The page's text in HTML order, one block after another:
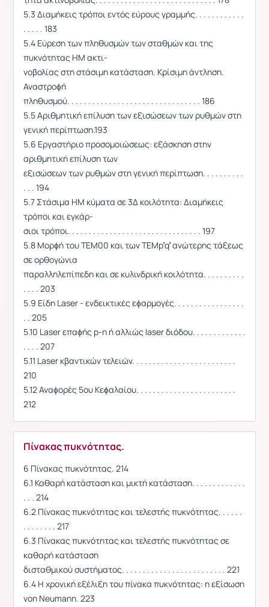
5.3 Διαμήκεις τρόποι εντός εύρους γραμμής. . . . . . . . . . . .
. . . . . 183
5.4 Εύρεση των πληθυσμών των σταθμών και της
πυκνότητας ΗΜ ακτι-
νοβολίας στη στάσιμη κατάσταση. Κρίσιμη άντληση.
Αναστροϕή
πληθυσμού. . . . . . . . . . . . . . . . . . . . . . . . . . . . . . . . 186
5.5 Αριθμητική επίλυση των εξισώσεων των ρυθμών στη
γενική περίπτωση.193
5.6 Εργαστήριο προσομοιώσεως: εξάσκηση στην
αριθμητική επίλυση των
εξισώσεων των ρυθμών στη γενική περίπτωση. . . . . . . . . .
. . . 194
5.7 Στάσιμα ΗΜ κύματα σε 3Δ κοιλότητα: Διαμήκεις
τρόποι και εγκάρ-
σιοι τρόποι. . . . . . . . . . . . . . . . . . . . . . . . . . . . . . . . 197
5.8 Μορϕή του TEM00 και των TEMp′q′ ανώτερης τάξεως
σε ορθογώνια
παραλληλεπίπεδη και σε κυλινδρική κοιλότητα. . . . . . . . . .
. . . . 203
5.9 Είδη Laser - ενδεικτικές εϕαρμογές. . . . . . . . . . . . . . . . .
. . 205
5.10 Laser επαϕής p-n ή αλλιώς laser διόδου. . . . . . . . . . . . .
. . . . 207
5.11 Laser κβαντικών τελειών. . . . . . . . . . . . . . . . . . . . . . . . .
210
5.12 Αναϕορές 5ου Κεϕαλαίου. . . . . . . . . . . . . . . . . . . . . . . .
212
Πίνακας πυκνότητας.
6 Πίνακας πυκνότητας. 214
6.1 Καθαρή κατάσταση και μικτή κατάσταση. . . . . . . . . . . . .
. . . 214
6.2 Πίνακας πυκνότητας και τελεστής πυκνότητας. . . . . .
. . . . . . . . 217
6.3 Πίνακας πυκνότητας και τελεστής πυκνότητας σε
καθαρή κατάσταση
δισταθμικού συστήματος. . . . . . . . . . . . . . . . . . . . . . . . . 221
6.4 Η χρονική εξέλιξη του πίνακα πυκνότητας: η εξίσωση
von Neumann. 223